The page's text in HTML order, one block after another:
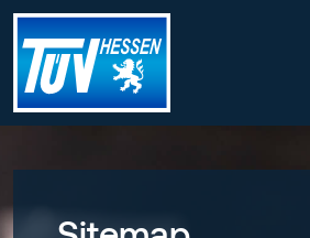
Zum Inhalt wechseln